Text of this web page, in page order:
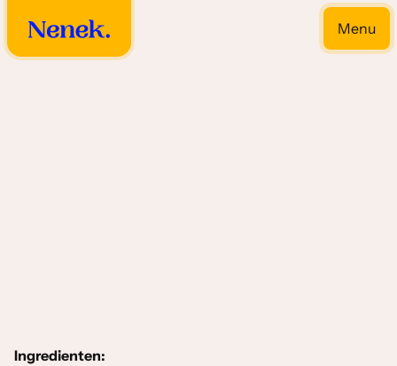
Menu
Ingredienten: